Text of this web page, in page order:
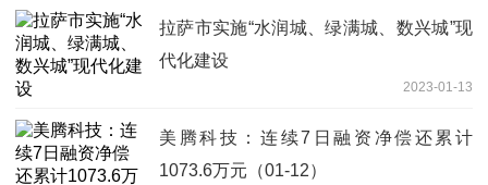
拉萨市实施“水润城、绿满城、数兴城”现
代化建设
2023-01-13
美腾科技：连续7日融资净偿还累计
1073.6万元（01-12）